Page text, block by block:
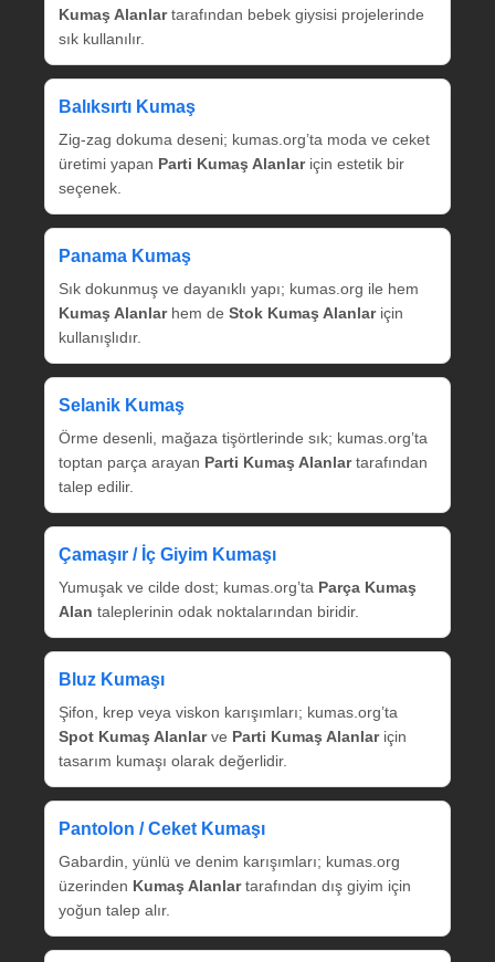
Kumaş Alanlartarafından bebek giysisi projelerinde
sık kullanılır.
Balıksırtı Kumaş
Zig‑zag dokuma deseni; kumas.org’ta moda ve ceket
üretimi yapan Parti Kumaş Alanlariçin estetik bir
seçenek.
Panama Kumaş
Sık dokunmuş ve dayanıklı yapı; kumas.org ile hem
Kumaş Alanlarhem de Stok Kumaş Alanlariçin
kullanışlıdır.
Selanik Kumaş
Örme desenli, mağaza tişörtlerinde sık; kumas.org’ta
toptan parça arayan Parti Kumaş Alanlartarafından
talep edilir.
Çamaşır / İç Giyim Kumaşı
Yumuşak ve cilde dost; kumas.org’ta Parça Kumaş
Alan taleplerinin odak noktalarından biridir.
Bluz Kumaşı
Şifon, krep veya viskon karışımları; kumas.org’ta
Spot Kumaş Alanlarve Parti Kumaş Alanlariçin
tasarım kumaşı olarak değerlidir.
Pantolon / Ceket Kumaşı
Gabardin, yünlü ve denim karışımları; kumas.org
üzerinden Kumaş Alanlartarafından dış giyim için
yoğun talep alır.